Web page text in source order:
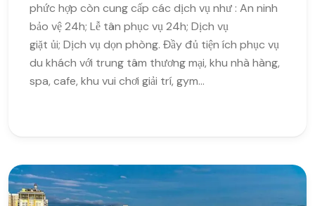
phức hợp còn cung cấp các dịch vụ như : An ninh
bảo vệ 24h; Lễ tân phục vụ 24h; Dịch vụ
giặt ủi; Dịch vụ dọn phòng. Đầy đủ tiện ích phục vụ
du khách với trung tâm thương mại, khu nhà hàng,
spa, cafe, khu vui chơi giải trí, gym…